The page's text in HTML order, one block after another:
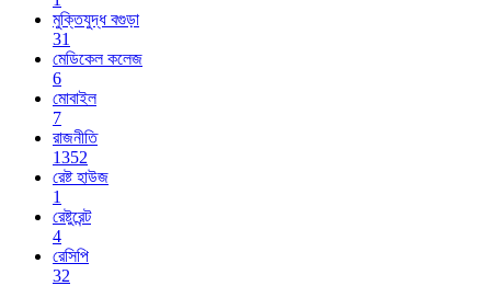
মুক্তিযুদ্ধ বগুড়া
31
মেডিকেল কলেজ
6
মোবাইল
7
রাজনীতি
1352
রেষ্ট হাউজ
1
রেষ্টুরেন্ট
4
রেসিপি
32